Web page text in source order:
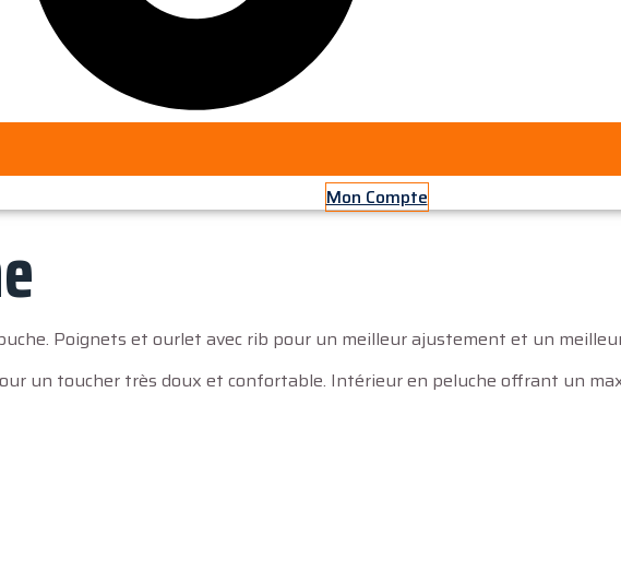
Mon Compte
Poignets et ourlet avec rib pour un meilleur ajustement et un
un toucher très doux et confortable. Intérieur en peluche offrant un